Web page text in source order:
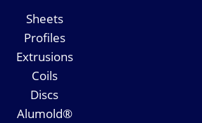
Sheets
Profiles
Extrusions
Coils
Discs
Alumold®